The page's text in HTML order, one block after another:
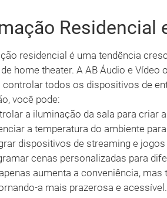
Residencial
residencial é uma tendência
home theater. A AB Áudio e
controlar todos os dispositivos de
você pode:
a iluminação da sala para criar
a temperatura do ambiente
dispositivos de streaming e
cenas personalizadas para
aumenta a conveniência,
a mais prazerosa e acessível.